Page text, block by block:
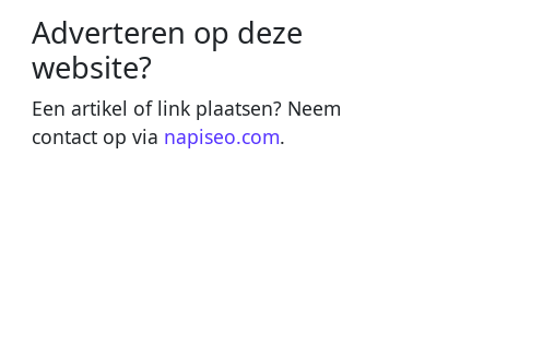
Adverteren op deze
website?
Een artikel of link plaatsen? Neem
contact op via napiseo.com.